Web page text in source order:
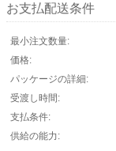
お支払配送条件
最小注文数量:
価格:
パッケージの詳細:
受渡し時間:
支払条件:
供給の能力: